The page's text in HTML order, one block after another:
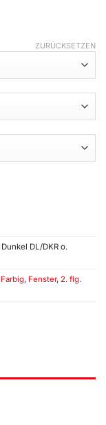
ZURÜCKSETZEN
DL/DKR o.
, Fenster, 2. flg.